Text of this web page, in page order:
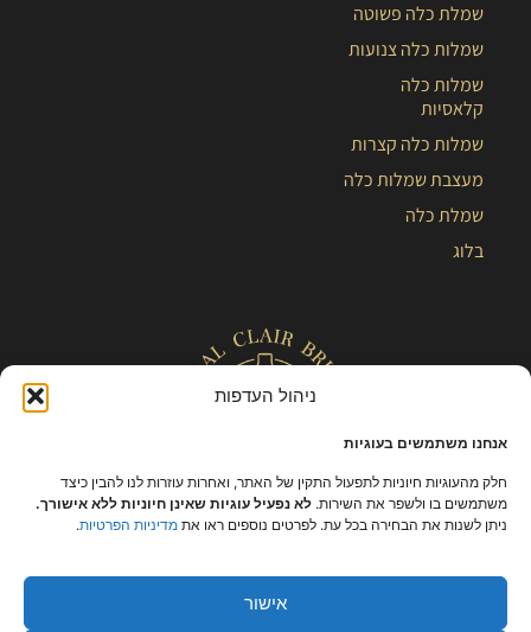
ניהול העדפות
אנחנו משתמשים בעוגיות
חלק מהעוגיות חיוניות לתפעול התקין של האתר, ואחרות עוזרות לנו להבין כיצד
משתמשים בו ולשפר את השירות. לא נפעיל עוגיות שאינן חיוניות ללא אישורך.
ניתן לשנות את הבחירה בכל עת. לפרטים נוספים ראו את מדיניות הפרטיות.
אישור
שמלת כלה פשוטה
שמלות כלה צנועות
שמלות כלה
קלאסיות
שמלות כלה קצרות
מעצבת שמלות כלה
שמלת כלה
בלוג